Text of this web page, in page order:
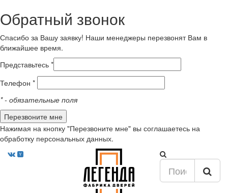
Обратный звонок
Спасибо за Вашу заявку! Наши менеджеры перезвонят Вам в
ближайшее время.
Представьтесь *
Телефон *
*- обязательные поля
Нажимая на кнопку "Перезвоните мне" вы соглашаетесь на
обработку персональных данных.